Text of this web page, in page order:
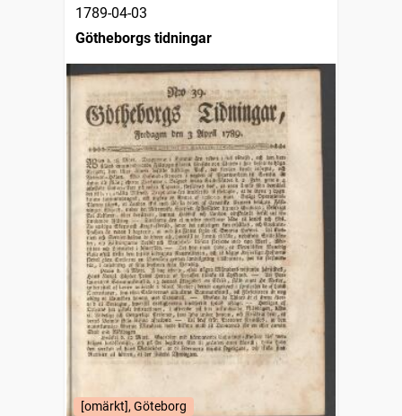
1789-04-03
Götheborgs tidningar
[omärkt], Göteborg